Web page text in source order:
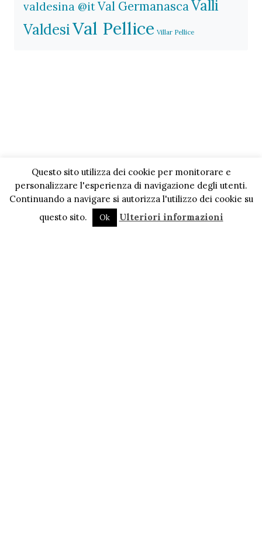
valdesina @itVal GermanascaValli
ValdesiVal Pellice Villar Pellice
Questo sito utilizza dei cookie per monitorare e
personalizzare l'esperienza di navigazione degli utenti.
Continuando a navigare si autorizza l'utilizzo dei cookie su
questo sito.
Ok Ulteriori informazioni